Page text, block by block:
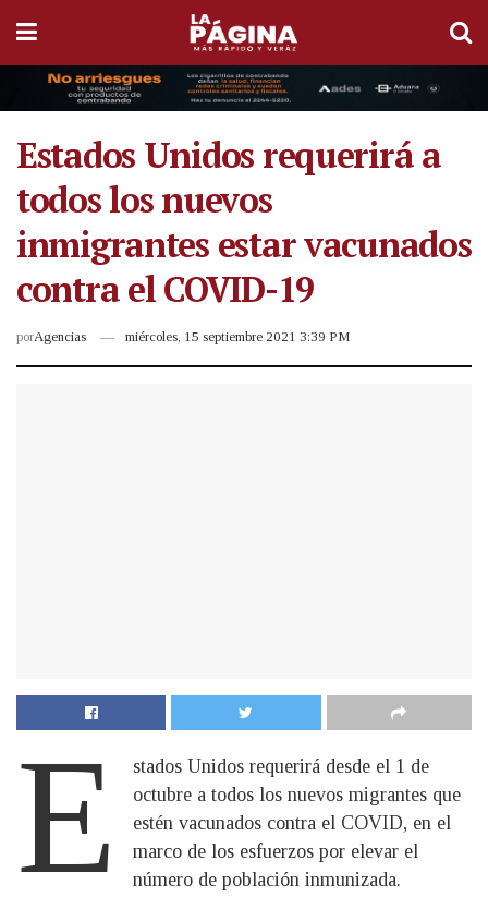
Estados Unidos requerirá a
todos los nuevos
inmigrantes estar vacunados
contra el COVID-19
porAgencias miércoles, 15 septiembre 2021 3:39 PM
E
stados Unidos requerirá desde el 1 de
octubre a todos los nuevos migrantes que
estén vacunados contra el COVID, en el
marco de los esfuerzos por elevar el
número de población inmunizada.